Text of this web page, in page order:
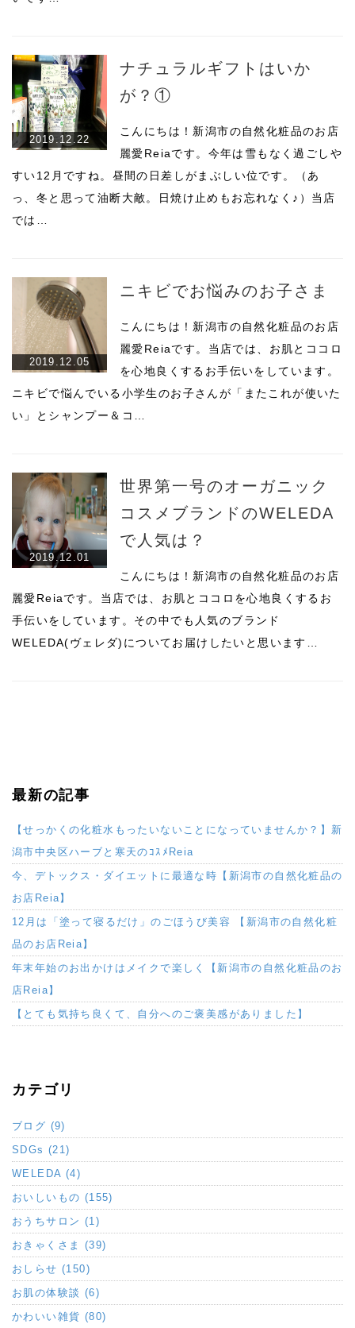
2019.12.22
ナチュラルギフトはいか
が？①
こんにちは！新潟市の自然化粧品のお店
麗愛Reiaです。今年は雪もなく過ごしや
すい12月ですね。昼間の日差しがまぶしい位です。（あ
っ、冬と思って油断大敵。日焼け止めもお忘れなく♪）当店
では…
2019.12.05
ニキビでお悩みのお子さま
こんにちは！新潟市の自然化粧品のお店
麗愛Reiaです。当店では、お肌とココロ
を心地良くするお手伝いをしています。
ニキビで悩んでいる小学生のお子さんが「またこれが使いた
い」とシャンプー＆コ…
2019.12.01
世界第一号のオーガニック
コスメブランドのWELEDA
で人気は？
こんにちは！新潟市の自然化粧品のお店
麗愛Reiaです。当店では、お肌とココロを心地良くするお
手伝いをしています。その中でも人気のブランド
WELEDA(ヴェレダ)についてお届けしたいと思います…
最新の記事
【せっかくの化粧水もったいないことになっていませんか？】新
潟市中央区ハーブと寒天のｺｽﾒReia
今、デトックス・ダイエットに最適な時【新潟市の自然化粧品の
お店Reia】
12月は「塗って寝るだけ」のごほうび美容 【新潟市の自然化粧
品のお店Reia】
年末年始のお出かけはメイクで楽しく【新潟市の自然化粧品のお
店Reia】
【とても気持ち良くて、自分へのご褒美感がありました】
カテゴリ
ブログ (9)
SDGs (21)
WELEDA (4)
おいしいもの (155)
おうちサロン (1)
おきゃくさま (39)
おしらせ (150)
お肌の体験談 (6)
かわいい雑貨 (80)